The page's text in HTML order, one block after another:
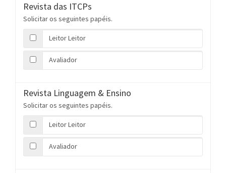
Revista das ITCPs
Solicitar os seguintes papéis.
Leitor Leitor
Avaliador
Revista Linguagem & Ensino
Solicitar os seguintes papéis.
Leitor Leitor
Avaliador